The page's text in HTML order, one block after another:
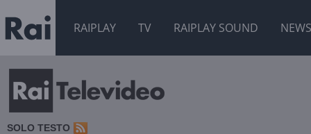
RAIPLAY TV RAIPLAY SOUND NEWS
SOLO TESTO